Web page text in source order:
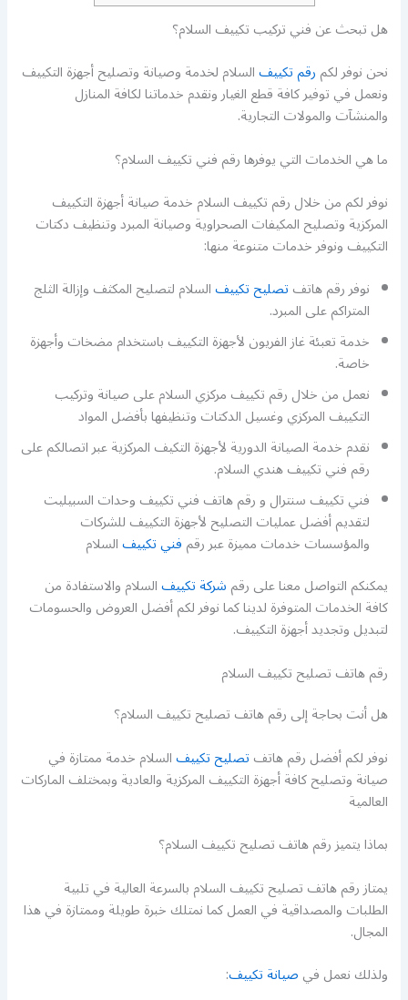
هل تبحث عن فني تركيب تكييف السلام؟
نحن نوفر لكمرقم تكييفالسلام لخدمة وصيانة وتصليح أجهزة التكييف
ونعمل في توفير كافة قطع الغيار ونقدم خدماتنا لكافة المنازل
والمنشآت والمولات التجارية.
ما هي الخدمات التي يوفرها رقم فني تكييف السلام؟
نوفر لكم من خلال رقم تكييف السلام خدمة صيانة أجهزة التكييف
المركزية وتصليح المكيفات الصحراوية وصيانة المبرد وتنظيف دكتات
التكييف ونوفر خدمات متنوعة منها:
نوفر رقم هاتفتصليح تكييفالسلام لتصليح المكثف وإزالة الثلج
المتراكم على المبرد.
خدمة تعبئة غاز الفريون لأجهزة التكييف باستخدام مضخات وأجهزة
خاصة.
نعمل من خلال رقم تكييف مركزي السلام على صيانة وتركيب
التكييف المركزي وغسيل الدكتات وتنظيفها بأفضل المواد
نقدم خدمة الصيانة الدورية لأجهزة التكيف المركزية عبر اتصالكم على
رقم فني تكييف هندي السلام.
فني تكييف سنترال و رقم هاتف فني تكييف وحدات السبيليت
لتقديم أفضل عمليات التصليح لأجهزة التكييف للشركات
والمؤسسات خدمات مميزة عبر رقمفني تكييفالسلام
يمكنكم التواصل معنا على رقمشركة تكييفالسلام والاستفادة من
كافة الخدمات المتوفرة لدينا كما نوفر لكم أفضل العروض والحسومات
لتبديل وتجديد أجهزة التكييف.
رقم هاتف تصليح تكييف السلام
هل أنت بحاجة إلى رقم هاتف تصليح تكييف السلام؟
نوفر لكم أفضل رقم هاتفتصليح تكييفالسلام خدمة ممتازة في
صيانة وتصليح كافة أجهزة التكييف المركزية والعادية وبمختلف الماركات
العالمية
بماذا يتميز رقم هاتف تصليح تكييف السلام؟
يمتاز رقم هاتف تصليح تكييف السلام بالسرعة العالية في تلبية
الطلبات والمصداقية في العمل كما نمتلك خبرة طويلة وممتازة في هذا
المجال.
ولذلك نعمل فيصيانة تكييف: